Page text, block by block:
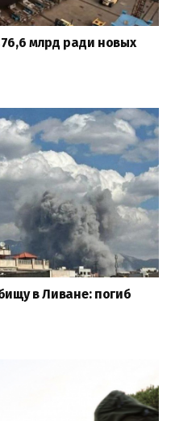
млрд ради новых
в Ливане: погиб